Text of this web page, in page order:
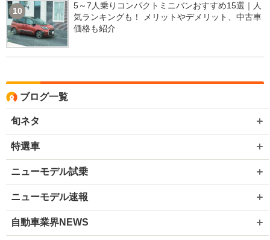
10
5～7人乗りコンパクトミニバンおすすめ15選｜人
気ランキングも！ メリットやデメリット、中古車
価格も紹介
ブログ一覧
旬ネタ
特選車
ニューモデル試乗
ニューモデル速報
自動車業界NEWS